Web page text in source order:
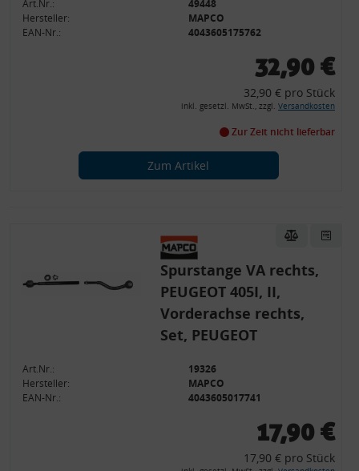
Art.Nr.:
49448
Hersteller:
MAPCO
EAN-Nr.:
4043605175762
32,90 €
32,90 € pro Stück
inkl. gesetzl. MwSt., zzgl. Versandkosten
Zur Zeit nicht lieferbar
Zum Artikel
Spurstange VA rechts,
PEUGEOT 405I, II,
Vorderachse rechts,
Set, PEUGEOT
Art.Nr.:
19326
Hersteller:
MAPCO
EAN-Nr.:
4043605017741
17,90 €
17,90 € pro Stück